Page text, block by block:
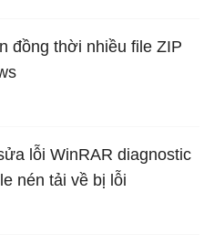
đồng thời nhiều file ZIP
lỗi WinRAR diagnostic
nén tải về bị lỗi